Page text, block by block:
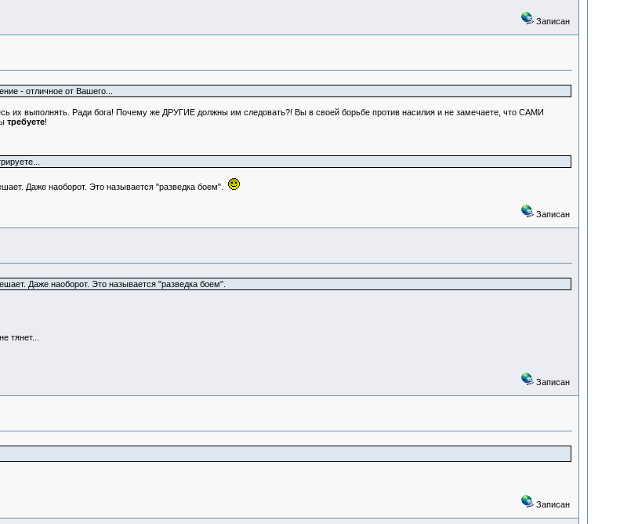
Записан
- отличное от Вашего...
их выполнять. Ради бога! Почему же ДРУГИЕ должны им следовать?! Вы в своей борьбе против насилия и не замечаете, что САМИ
требуете!
Даже наоборот. Это называется "разведка боем".
Записан
Даже наоборот. Это называется "разведка боем".
тянет...
Записан
Записан